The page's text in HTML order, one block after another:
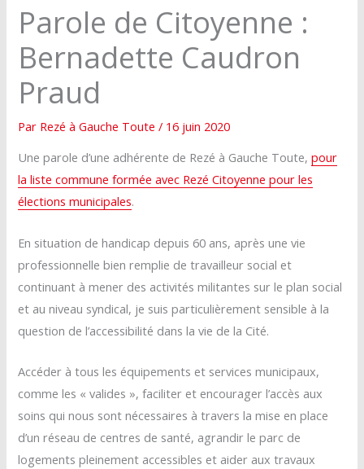
Parole de Citoyenne :
Bernadette Caudron
Praud
Par Rezé à Gauche Toute/ 16 juin 2020
Une parole d’une adhérente de Rezé à Gauche Toute,pour
la liste commune formée avec Rezé Citoyenne pour les
élections municipales.
En situation de handicap depuis 60 ans, après une vie
professionnelle bien remplie de travailleur social et
continuant à mener des activités militantes sur le plan social
et au niveau syndical, je suis particulièrement sensible à la
question de l’accessibilité dans la vie de la Cité.
Accéder à tous les équipements et services municipaux,
comme les « valides », faciliter et encourager l’accès aux
soins qui nous sont nécessaires à travers la mise en place
d’un réseau de centres de santé, agrandir le parc de
logements pleinement accessibles et aider aux travaux